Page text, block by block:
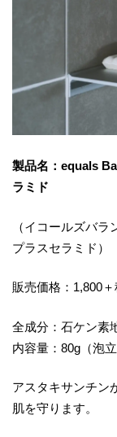
製品名：equals
ラミド
（イコールズバ
プラスセラミド）
販売価格：1,800
全成分：石ケン素
内容量：80g（泡
アスタキサンチン
肌を守ります。